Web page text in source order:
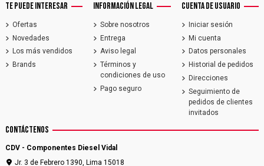
TE PUEDE INTERESAR
Ofertas
Novedades
Los más vendidos
Brands
INFORMACIÓN LEGAL
Sobre nosotros
Entrega
Aviso legal
Términos y
condiciones de uso
Pago seguro
CUENTA DE USUARIO
Iniciar sesión
Mi cuenta
Datos personales
Historial de pedidos
Direcciones
Seguimiento de
pedidos de clientes
invitados
CONTÁCTENOS
CDV - Componentes Diesel Vidal
Jr. 3 de Febrero 1390, Lima 15018